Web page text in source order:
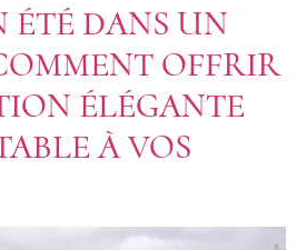
ÉTÉ DANS UN
OFFRIR
ÉLÉGANTE
À VOS